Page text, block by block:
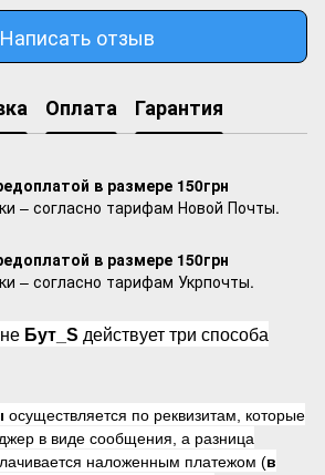
Написать отзыв
Оплата Гарантия
в размере 150грн
– согласно тарифам Новой Почты.
в размере 150грн
– согласно тарифам Укрпочты.
Бут_S действует три способа
осуществляется по реквизитам, которые
в виде сообщения, а разница
наложенным платежом (в